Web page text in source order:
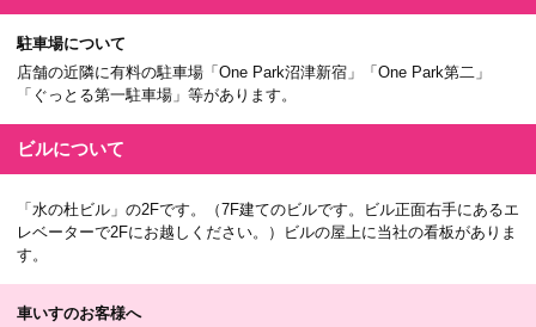
駐車場について
店舗の近隣に有料の駐車場「One Park沼津新宿」「One Park第二」
「ぐっとる第一駐車場」等があります。
ビルについて
「水の杜ビル」の2Fです。（7F建てのビルです。ビル正面右手にあるエ
レベーターで2Fにお越しください。）ビルの屋上に当社の看板がありま
す。
車いすのお客様へ